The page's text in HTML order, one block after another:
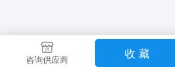
咨询供应商 收 藏